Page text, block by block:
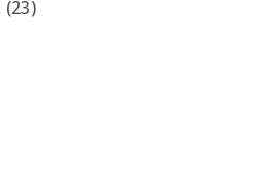
(23)